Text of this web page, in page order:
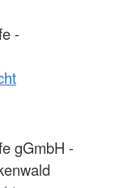
-
gGmbH -